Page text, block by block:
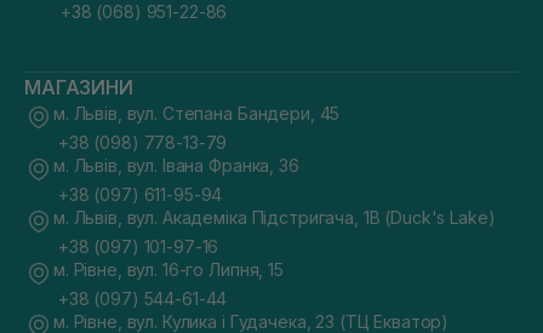
+38 (068) 951-22-86
МАГАЗИНИ
м. Львів, вул. Степана Бандери, 45
+38 (098) 778-13-79
м. Львів, вул. Івана Франка, 36
+38 (097) 611-95-94
м. Львів, вул. Академіка Підстригача, 1В (Duck's Lake)
+38 (097) 101-97-16
м. Рівне, вул. 16-го Липня, 15
+38 (097) 544-61-44
м. Рівне, вул. Кулика і Гудачека, 23 (ТЦ Екватор)